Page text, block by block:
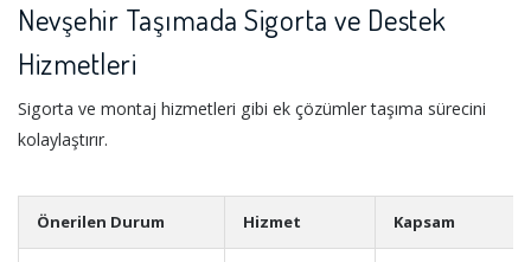
Nevşehir Taşımada Sigorta ve Destek
Hizmetleri
Sigorta ve montaj hizmetleri gibi ek çözümler taşıma sürecini
kolaylaştırır.
Önerilen Durum Hizmet Kapsam